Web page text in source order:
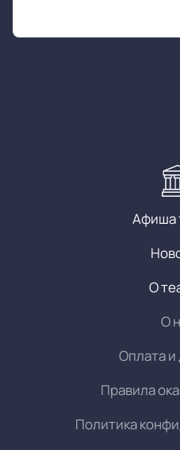
Афиша
О
О
Оплата и
Правила
Политика